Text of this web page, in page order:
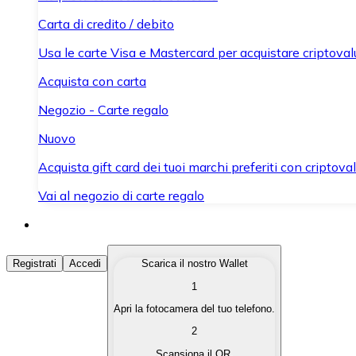
Carta di credito / debito
Usa le carte Visa e Mastercard per acquistare
Acquista con carta
Negozio - Carte regalo
Nuovo
Acquista gift card dei tuoi marchi preferiti con
Vai al negozio di carte regalo
Acquista Criptovalute
Acquista le criptovalute che ti interessano in modo
Converti le tue criptovalute in valuta fiat quando ne hai
Registrati Accedi
Scarica il nostro Wallet
1
Apri la fotocamera del tuo telefono.
2